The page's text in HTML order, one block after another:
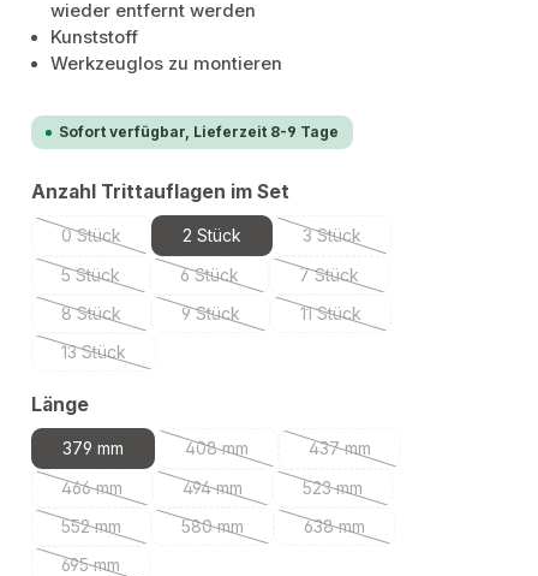
wieder entfernt werden
Kunststoff
Werkzeuglos zu montieren
Sofort verfügbar, Lieferzeit 8-9 Tage
Anzahl Trittauflagen im Set
0 Stück
(Diese Option ist zurzeit nicht verfügbar.)
2 Stück 3 Stück
(Diese Option ist zurzeit
5 Stück
(Diese Option ist zurzeit nicht verfügbar.)
6 Stück
(Diese Option ist zurzeit nicht verfügbar.)
7 Stück
(Diese Option ist zurzeit
8 Stück
(Diese Option ist zurzeit nicht verfügbar.)
9 Stück
(Diese Option ist zurzeit nicht verfügbar.)
11 Stück
(Diese Option ist zurzeit
13 Stück
(Diese Option ist zurzeit nicht verfügbar.)
Längeauswählen
379 mm 408 mm
(Diese Option ist zurzeit nicht verfügbar.)
437 mm
(Diese Option ist zurzeit
466 mm
(Diese Option ist zurzeit nicht verfügbar.)
494 mm
(Diese Option ist zurzeit nicht verfügbar.)
523 mm
(Diese Option ist zurzeit
552 mm
(Diese Option ist zurzeit nicht verfügbar.)
580 mm
(Diese Option ist zurzeit nicht verfügbar.)
638 mm
(Diese Option ist zurzeit
695 mm